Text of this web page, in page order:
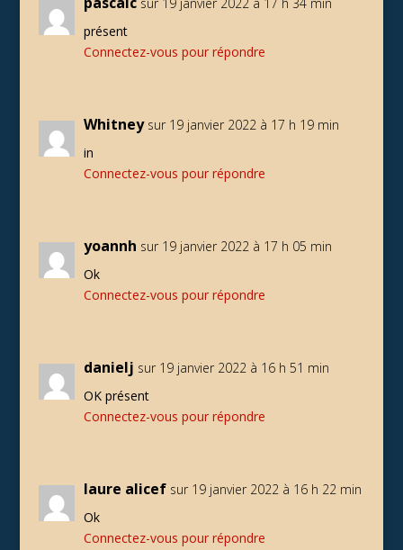
présent
Connectez-vous pour répondre
Whitney sur 19 janvier 2022 à 17 h 19 min
in
Connectez-vous pour répondre
yoannh sur 19 janvier 2022 à 17 h 05 min
Ok
Connectez-vous pour répondre
danielj sur 19 janvier 2022 à 16 h 51 min
OK présent
Connectez-vous pour répondre
laure alicef sur 19 janvier 2022 à 16 h 22 min
Ok
Connectez-vous pour répondre